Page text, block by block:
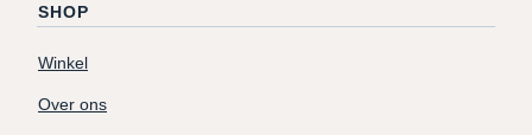
SHOP
Winkel
Over ons